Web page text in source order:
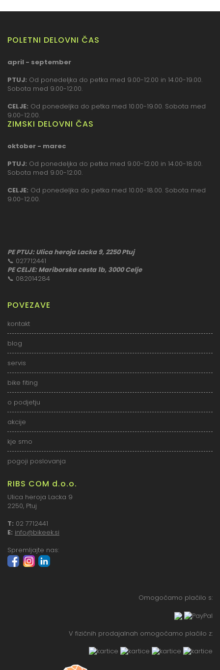
POLETNI DELOVNI ČAS
april - september
PTUJ: Od ponedeljka do petka med 9.00-12.00 in 14.00-19.00.
Sobota med 9.00-12.00.
CELJE: Od ponedeljka do petka med 10.00-19.00. Sobota med
9.00-12.00.
ZIMSKI DELOVNI ČAS
oktober - marec
PTUJ: Od ponedeljka do petka med 9.00-12.00 in 14.00-18.00.
Sobota med 9.00-12.00.
CELJE: Od ponedeljka do petka med 10.00-18.00. Sobota med
9.00-12.00.
PE PTUJ: Ulica heroja Lacka 9, 2250 Ptuj
📞 027712441
PE CELJE: Mariborska cesta 1b, 3000 Celje
📞 082014284
POVEZAVE
kontakt
blog
servis
bike fiting
o podjetju
akcije
kje smo
pogoji poslovanja
RIBS COM d.o.o.
Ulica heroja Lacka 9
2250, Ptuj
T: 02 7712441
E: info@bikeek.si
Spremljajte nas:
Omogočamo plačilo s:
V fizičnih prodajalnah omogočamo plačilo z: